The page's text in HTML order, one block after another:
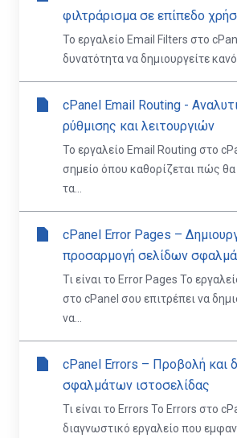
φιλτράρισμα σε επίπεδο
Το εργαλείο Email Filters στο
δυνατότητα να δημιουργείτε
cPanel Email Routing -
ρύθμισης και λειτουργιών
Το εργαλείο Email Routing στο
σημείο όπου καθορίζεται πώς
τα...
cPanel Error Pages –
προσαρμογή σελίδων
Τι είναι το Error Pages Το
στο cPanel σου επιτρέπει να
να...
cPanel Errors – Προβολή και
σφαλμάτων ιστοσελίδας
Τι είναι το Errors Το Errors στο
διαγνωστικό εργαλείο που